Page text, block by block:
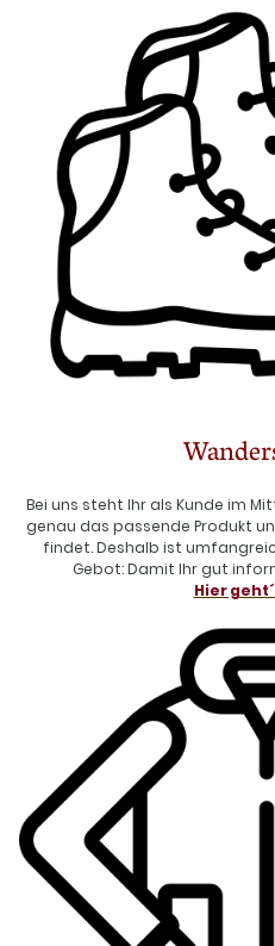
Bei uns steht Ihr als Kunde im
genau das passende Produkt
findet. Deshalb ist
Gebot: Damit Ihr gut
Hier